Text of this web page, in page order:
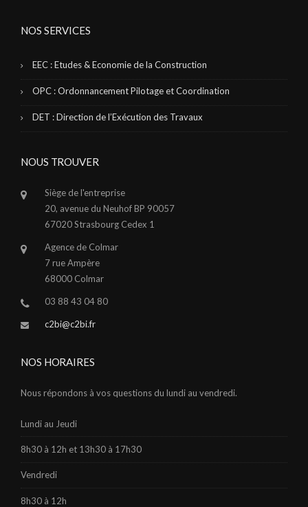
NOS SERVICES
EEC : Etudes & Economie de la Construction
OPC : Ordonnancement Pilotage et Coordination
DET : Direction de l’Exécution des Travaux
NOUS TROUVER
Siège de l'entreprise
20, avenue du Neuhof BP 90057
67020 Strasbourg Cedex 1
Agence de Colmar
7 rue Ampère
68000 Colmar
03 88 43 04 80
c2bi@c2bi.fr
NOS HORAIRES
Nous répondons à vos questions du lundi au vendredi.
Lundi au Jeudi
8h30 à 12h et 13h30 à 17h30
Vendredi
8h30 à 12h